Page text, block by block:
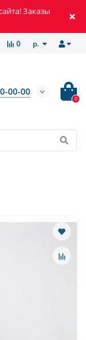
Заказы
р.
0
00-00
0